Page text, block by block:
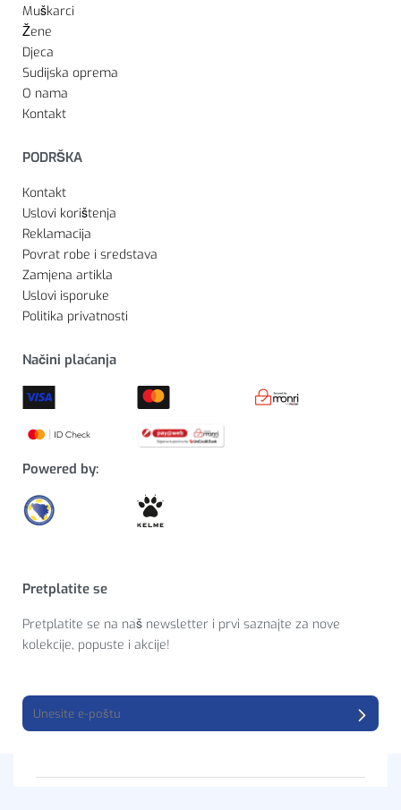
Muškarci
Žene
Djeca
Sudijska oprema
O nama
Kontakt
PODRŠKA
Kontakt
Uslovi korištenja
Reklamacija
Povrat robe i sredstava
Zamjena artikla
Uslovi isporuke
Politika privatnosti
Načini plaćanja
Powered by:
Pretplatite se
Pretplatite se na naš newsletter i prvi saznajte za nove
kolekcije, popuste i akcije!